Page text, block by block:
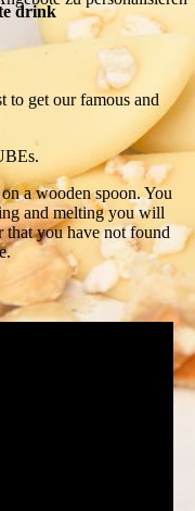
drink
to get our famous and
a wooden spoon. You
and melting you will
that you have not found